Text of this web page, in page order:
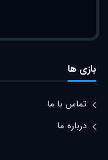
بازی ها
تماس با ما
درباره ما